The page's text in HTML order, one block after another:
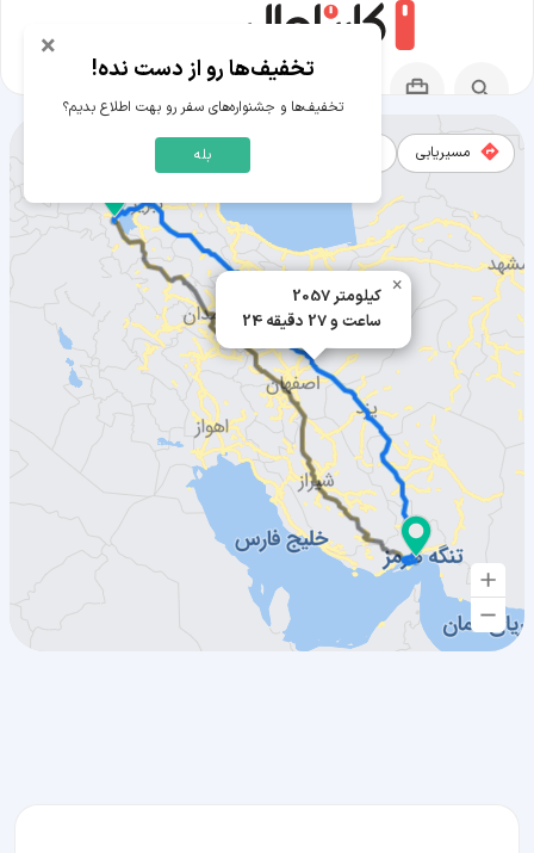
2057 کیلومتر
24 ساعت و 27 دقیقه
×
مسیریابی
مسیر قشم به ارومیه
× تخفیف‌ها رو از دست نده!
تخفیف‌ها و جشنواره‌های سفر رو بهت اطلاع بدیم؟
بله